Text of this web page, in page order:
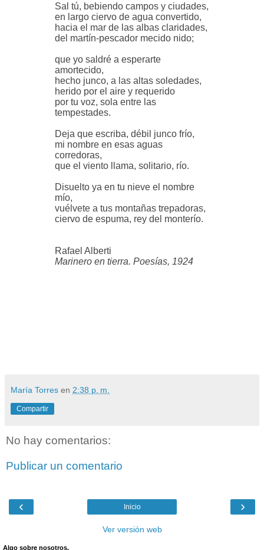
Sal tú, bebiendo campos y ciudades,
en largo ciervo de agua convertido,
hacia el mar de las albas claridades,
del martín-pescador mecido nido;
que yo saldré a esperarte
amortecido,
hecho junco, a las altas soledades,
herido por el aire y requerido
por tu voz, sola entre las
tempestades.
Deja que escriba, débil junco frío,
mi nombre en esas aguas
corredoras,
que el viento llama, solitario, río.
Disuelto ya en tu nieve el nombre
mío,
vuélvete a tus montañas trepadoras,
ciervo de espuma, rey del monterío.
Rafael Alberti
Marinero en tierra. Poesías, 1924
María Torres en 2:38 p. m.
Compartir
No hay comentarios:
Publicar un comentario
‹ ›
Inicio
Ver versión web
Algo sobre nosotros.